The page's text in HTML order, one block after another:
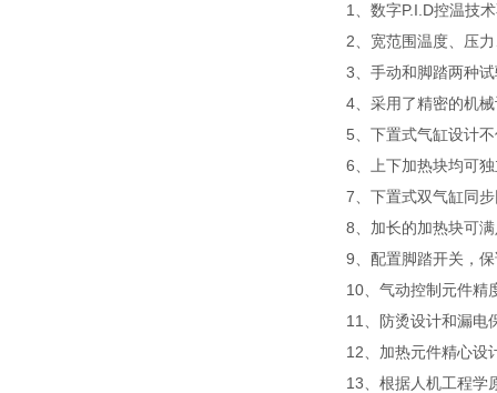
1、数字P.I.D控温技
2、宽范围温度、压
3、手动和脚踏两种
4、采用了精密的机
5、下置式气缸设计
6、上下加热块均可
7、下置式双气缸同
8、加长的加热块可
9、配置脚踏开关，
10、气动控制元件精
11、防烫设计和漏电
12、加热元件精心设
13、根据人机工程学